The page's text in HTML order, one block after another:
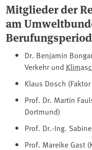
Mitglieder der
am
Dr. Benjamin
Verkehr und
Klaus Dosch
Prof. Dr. Martin
Dortmund)
Prof. Dr.-Ing.
Prof. Mareike Gast